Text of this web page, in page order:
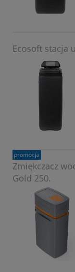
Ecosoft stacja
Zmiękczacz
Gold 250.
promocja